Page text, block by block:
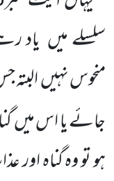
سلسلے میں یاد
منحوس نہیں
جائے یا اس میں
ہو تو وہ گناہ اور